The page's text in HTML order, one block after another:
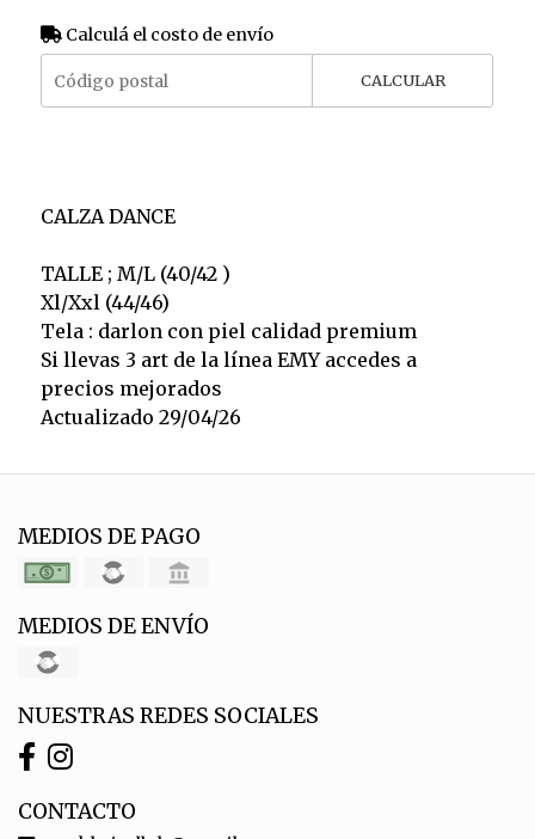
Calculá el costo de envío
CALCULAR
CALZA DANCE
TALLE ; M/L (40/42 )
Xl/Xxl (44/46)
Tela : darlon con piel calidad premium
Si llevas 3 art de la línea EMY accedes a
precios mejorados
Actualizado 29/04/26
MEDIOS DE PAGO
MEDIOS DE ENVÍO
NUESTRAS REDES SOCIALES
CONTACTO